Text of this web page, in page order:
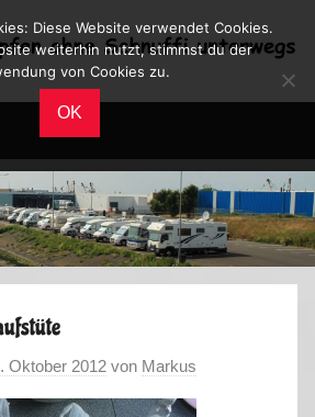
Oktober 2012 von Markus
Diese Website verwendet Cookies.
weiterhin nutzt, stimmst du der
von Cookies zu.
OK